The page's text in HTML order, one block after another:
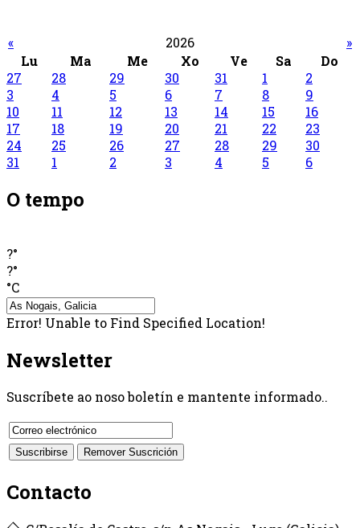
« 2026
»
Lu
Ma Me Xo Ve Sa
Do
27
28 29 30 31 1
2
3
4 5 6 7 8
9
10
11 12 13 14 15
16
17
18 19 20 21 22
23
24
25 26 27 28 29
30
31
1 2 3 4 5 6
O tempo
?°
?°
°C
Error! Unable to Find Specified Location!
Newsletter
Suscríbete ao noso boletín e mantente informado..
Contacto